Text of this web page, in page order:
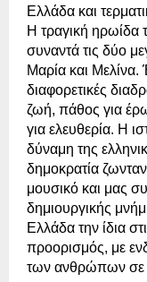
Ελλάδα και
Η τραγική ηρωίδα
συναντά τις δύο
Μαρία και Μελίνα.
διαφορετικές
ζωή, πάθος για
για ελευθερία. Η
δύναμη της
δημοκρατία
μουσικό και μας
δημιουργικής
Ελλάδα την ίδια
προορισμός, με
των ανθρώπων σε